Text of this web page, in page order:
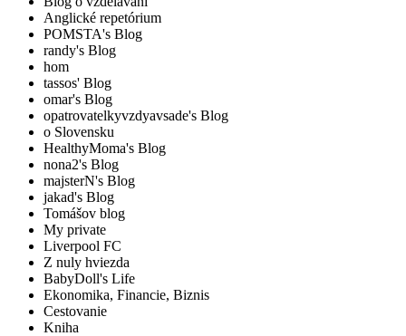
Anglické repetórium
POMSTA's Blog
randy's Blog
hom
tassos' Blog
omar's Blog
opatrovatelkyvzdyavsade's Blog
o Slovensku
HealthyMoma's Blog
nona2's Blog
majsterN's Blog
jakad's Blog
Tomášov blog
My private
Liverpool FC
Z nuly hviezda
BabyDoll's Life
Ekonomika, Financie, Biznis
Cestovanie
Kniha